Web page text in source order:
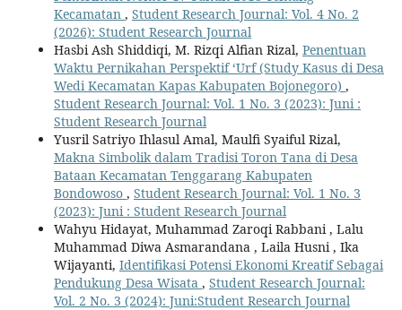
Kecamatan , Student Research Journal: Vol. 4 No. 2
(2026): Student Research Journal
Hasbi Ash Shiddiqi, M. Rizqi Alfian Rizal, Penentuan
Waktu Pernikahan Perspektif ‘Urf (Study Kasus di Desa
Wedi Kecamatan Kapas Kabupaten Bojonegoro) ,
Student Research Journal: Vol. 1 No. 3 (2023): Juni :
Student Research Journal
Yusril Satriyo Ihlasul Amal, Maulfi Syaiful Rizal,
Makna Simbolik dalam Tradisi Toron Tana di Desa
Bataan Kecamatan Tenggarang Kabupaten
Bondowoso , Student Research Journal: Vol. 1 No. 3
(2023): Juni : Student Research Journal
Wahyu Hidayat, Muhammad Zaroqi Rabbani , Lalu
Muhammad Diwa Asmarandana , Laila Husni , Ika
Wijayanti, Identifikasi Potensi Ekonomi Kreatif Sebagai
Pendukung Desa Wisata , Student Research Journal:
Vol. 2 No. 3 (2024): Juni:Student Research Journal